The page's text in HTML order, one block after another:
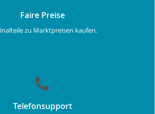
Faire Preise
zu Marktpreisen kaufen.
Telefonsupport